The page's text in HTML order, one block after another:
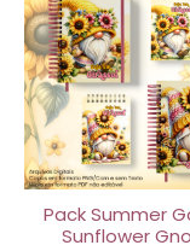
Pack Summer
Sunflower